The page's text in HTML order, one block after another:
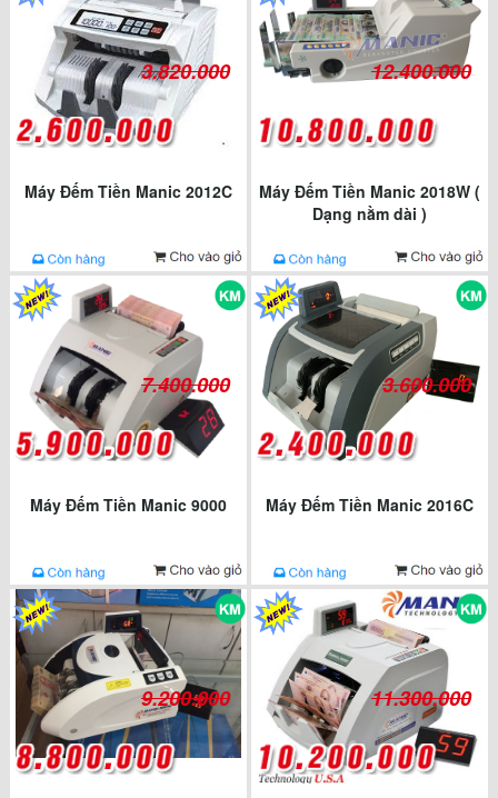
3.820.000
Máy Đếm Tiền Manic 2012C
12.400.000
Máy Đếm Tiền Manic 2018W (
Dạng nằm dài )
7.400.000
Máy Đếm Tiền Manic 9000
3.600.000
Máy Đếm Tiền Manic 2016C
9.200.000 11.300.000